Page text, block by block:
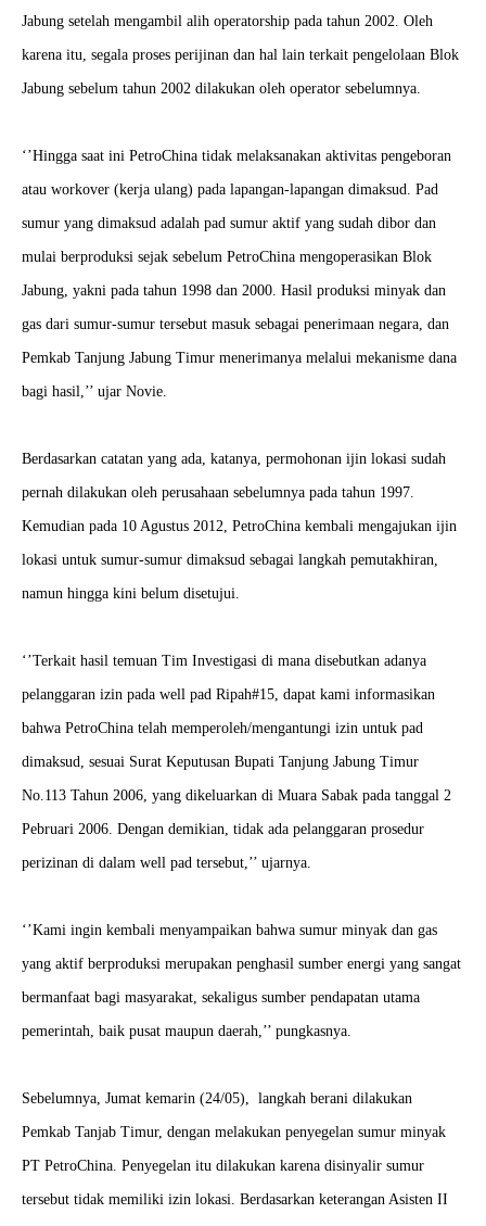
Jabung setelah mengambil alih operatorship pada tahun 2002. Oleh
karena itu, segala proses perijinan dan hal lain terkait pengelolaan Blok
Jabung sebelum tahun 2002 dilakukan oleh operator sebelumnya.
‘’Hingga saat ini PetroChina tidak melaksanakan aktivitas pengeboran
atau workover (kerja ulang) pada lapangan-lapangan dimaksud. Pad
sumur yang dimaksud adalah pad sumur aktif yang sudah dibor dan
mulai berproduksi sejak sebelum PetroChina mengoperasikan Blok
Jabung, yakni pada tahun 1998 dan 2000. Hasil produksi minyak dan
gas dari sumur-sumur tersebut masuk sebagai penerimaan negara, dan
Pemkab Tanjung Jabung Timur menerimanya melalui mekanisme dana
bagi hasil,’’ ujar Novie.
Berdasarkan catatan yang ada, katanya, permohonan ijin lokasi sudah
pernah dilakukan oleh perusahaan sebelumnya pada tahun 1997.
Kemudian pada 10 Agustus 2012, PetroChina kembali mengajukan ijin
lokasi untuk sumur-sumur dimaksud sebagai langkah pemutakhiran,
namun hingga kini belum disetujui.
‘’Terkait hasil temuan Tim Investigasi di mana disebutkan adanya
pelanggaran izin pada well pad Ripah#15, dapat kami informasikan
bahwa PetroChina telah memperoleh/mengantungi izin untuk pad
dimaksud, sesuai Surat Keputusan Bupati Tanjung Jabung Timur
No.113 Tahun 2006, yang dikeluarkan di Muara Sabak pada tanggal 2
Pebruari 2006. Dengan demikian, tidak ada pelanggaran prosedur
perizinan di dalam well pad tersebut,’’ ujarnya.
‘’Kami ingin kembali menyampaikan bahwa sumur minyak dan gas
yang aktif berproduksi merupakan penghasil sumber energi yang sangat
bermanfaat bagi masyarakat, sekaligus sumber pendapatan utama
pemerintah, baik pusat maupun daerah,’’ pungkasnya.
Sebelumnya, Jumat kemarin (24/05), langkah berani dilakukan
Pemkab Tanjab Timur, dengan melakukan penyegelan sumur minyak
PT PetroChina. Penyegelan itu dilakukan karena disinyalir sumur
tersebut tidak memiliki izin lokasi. Berdasarkan keterangan Asisten II